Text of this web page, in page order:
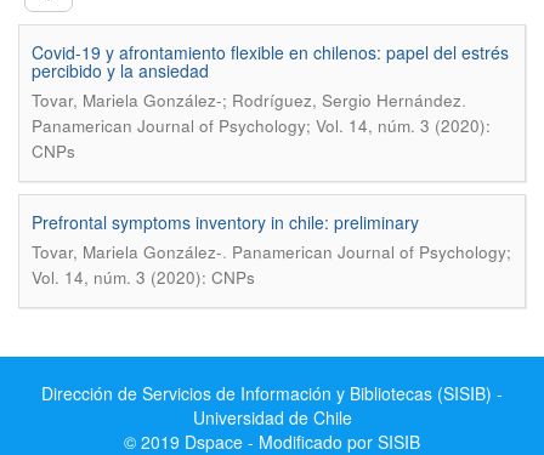
Covid-19 y afrontamiento flexible en chilenos: papel del estrés
percibido y la ansiedad
Tovar, Mariela González-; Rodríguez, Sergio Hernández.
Panamerican Journal of Psychology; Vol. 14, núm. 3 (2020):
CNPs
Prefrontal symptoms inventory in chile: preliminary
Tovar, Mariela González-. Panamerican Journal of Psychology;
Vol. 14, núm. 3 (2020): CNPs
Dirección de Servicios de Información y Bibliotecas (SISIB) -
Universidad de Chile
© 2019 Dspace - Modificado por SISIB